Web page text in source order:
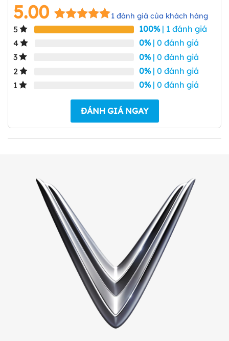
5.00 1 đánh giá của khách hàng
5 100%| 1 đánh giá
4
0%| 0 đánh giá
3
0%| 0 đánh giá
2
0%| 0 đánh giá
1
0%| 0 đánh giá
ĐÁNH GIÁ NGAY